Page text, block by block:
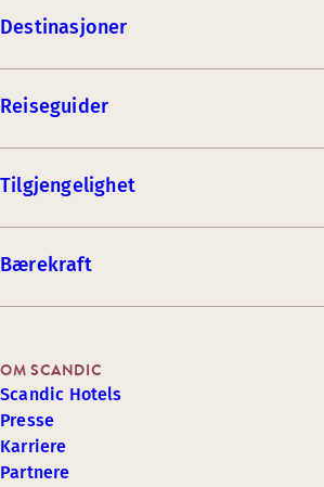
Destinasjoner
Reiseguider
Tilgjengelighet
Bærekraft
OM SCANDIC
Scandic Hotels
Presse
Karriere
Partnere